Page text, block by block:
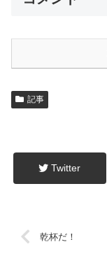
記事
Twitter
乾杯だ！